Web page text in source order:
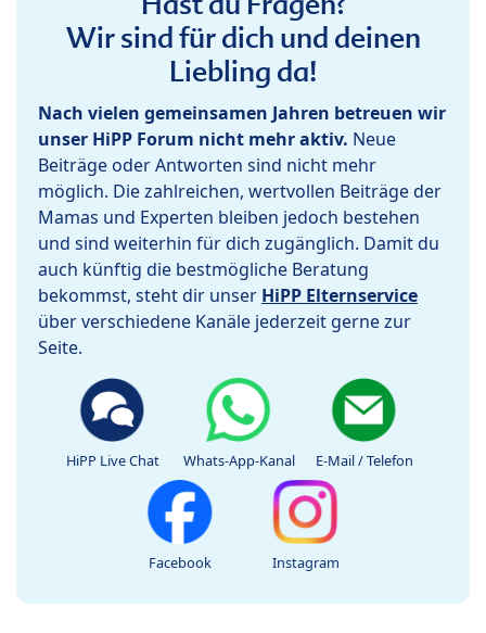
Wir sind für dich und deinen
Liebling da!
Nach vielen gemeinsamen Jahren betreuen wir
unser HiPP Forum nicht mehr aktiv. Neue
Beiträge oder Antworten sind nicht mehr
möglich. Die zahlreichen, wertvollen Beiträge der
Mamas und Experten bleiben jedoch bestehen
und sind weiterhin für dich zugänglich. Damit du
auch künftig die bestmögliche Beratung
bekommst, steht dir unser HiPP Elternservice
über verschiedene Kanäle jederzeit gerne zur
Seite.
HiPP Live Chat Whats-App-Kanal E-Mail / Telefon
Facebook Instagram